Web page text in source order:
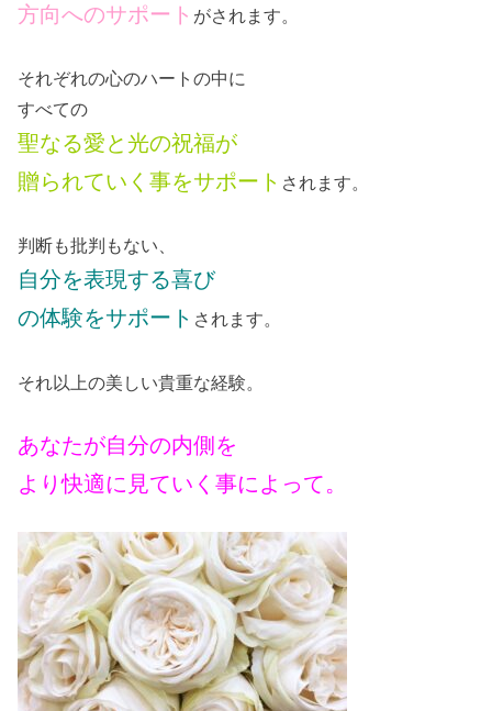
方向へのサポート がされます。
それぞれの心のハートの中に
すべての
聖なる愛と光の祝福が
贈られていく事をサポート されます。
判断も批判もない、
自分を表現する喜び
の体験をサポート されます。
それ以上の美しい貴重な経験。
あなたが自分の内側を
より快適に見ていく事によって。